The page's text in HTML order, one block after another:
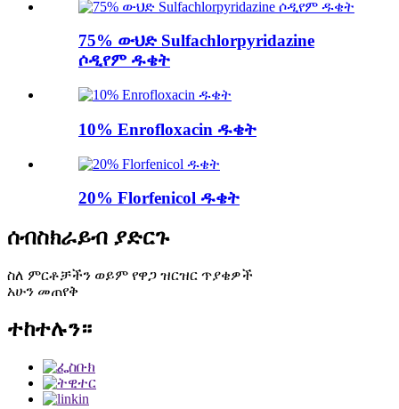
75% ውህድ Sulfachlorpyridazine
ሶዲየም ዱቄት
10% Enrofloxacin ዱቄት
20% Florfenicol ዱቄት
ሰብስክራይብ ያድርጉ
ስለ ምርቶቻችን ወይም የዋጋ ዝርዝር ጥያቄዎች
አሁን መጠየቅ
ተከተሉን።